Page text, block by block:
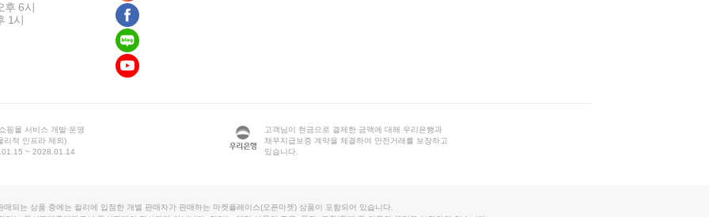
후 6시
1시
핑몰 서비스 개발·운영
리적 인프라 제외)
~ 2028.01.14
고객님이 현금으로 결제한 금액에 대해 우리은행과
채무지급보증 계약을 체결하여 안전거래를 보장하고
있습니다.
매되는 상품 중에는 컬리에 입점한 개별 판매자가 판매하는 마켓플레이스(오픈마켓) 상품이 포함되어 있습니다.